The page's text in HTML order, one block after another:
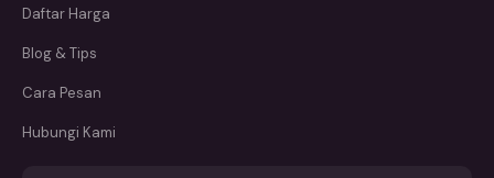
Daftar Harga
Blog & Tips
Cara Pesan
Hubungi Kami